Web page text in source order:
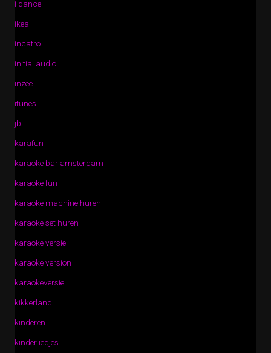
i dance
ikea
incatro
initial audio
inzee
itunes
jbl
karafun
karaoke bar amsterdam
karaoke fun
karaoke machine huren
karaoke set huren
karaoke versie
karaoke version
karaokeversie
kikkerland
kinderen
kinderliedjes